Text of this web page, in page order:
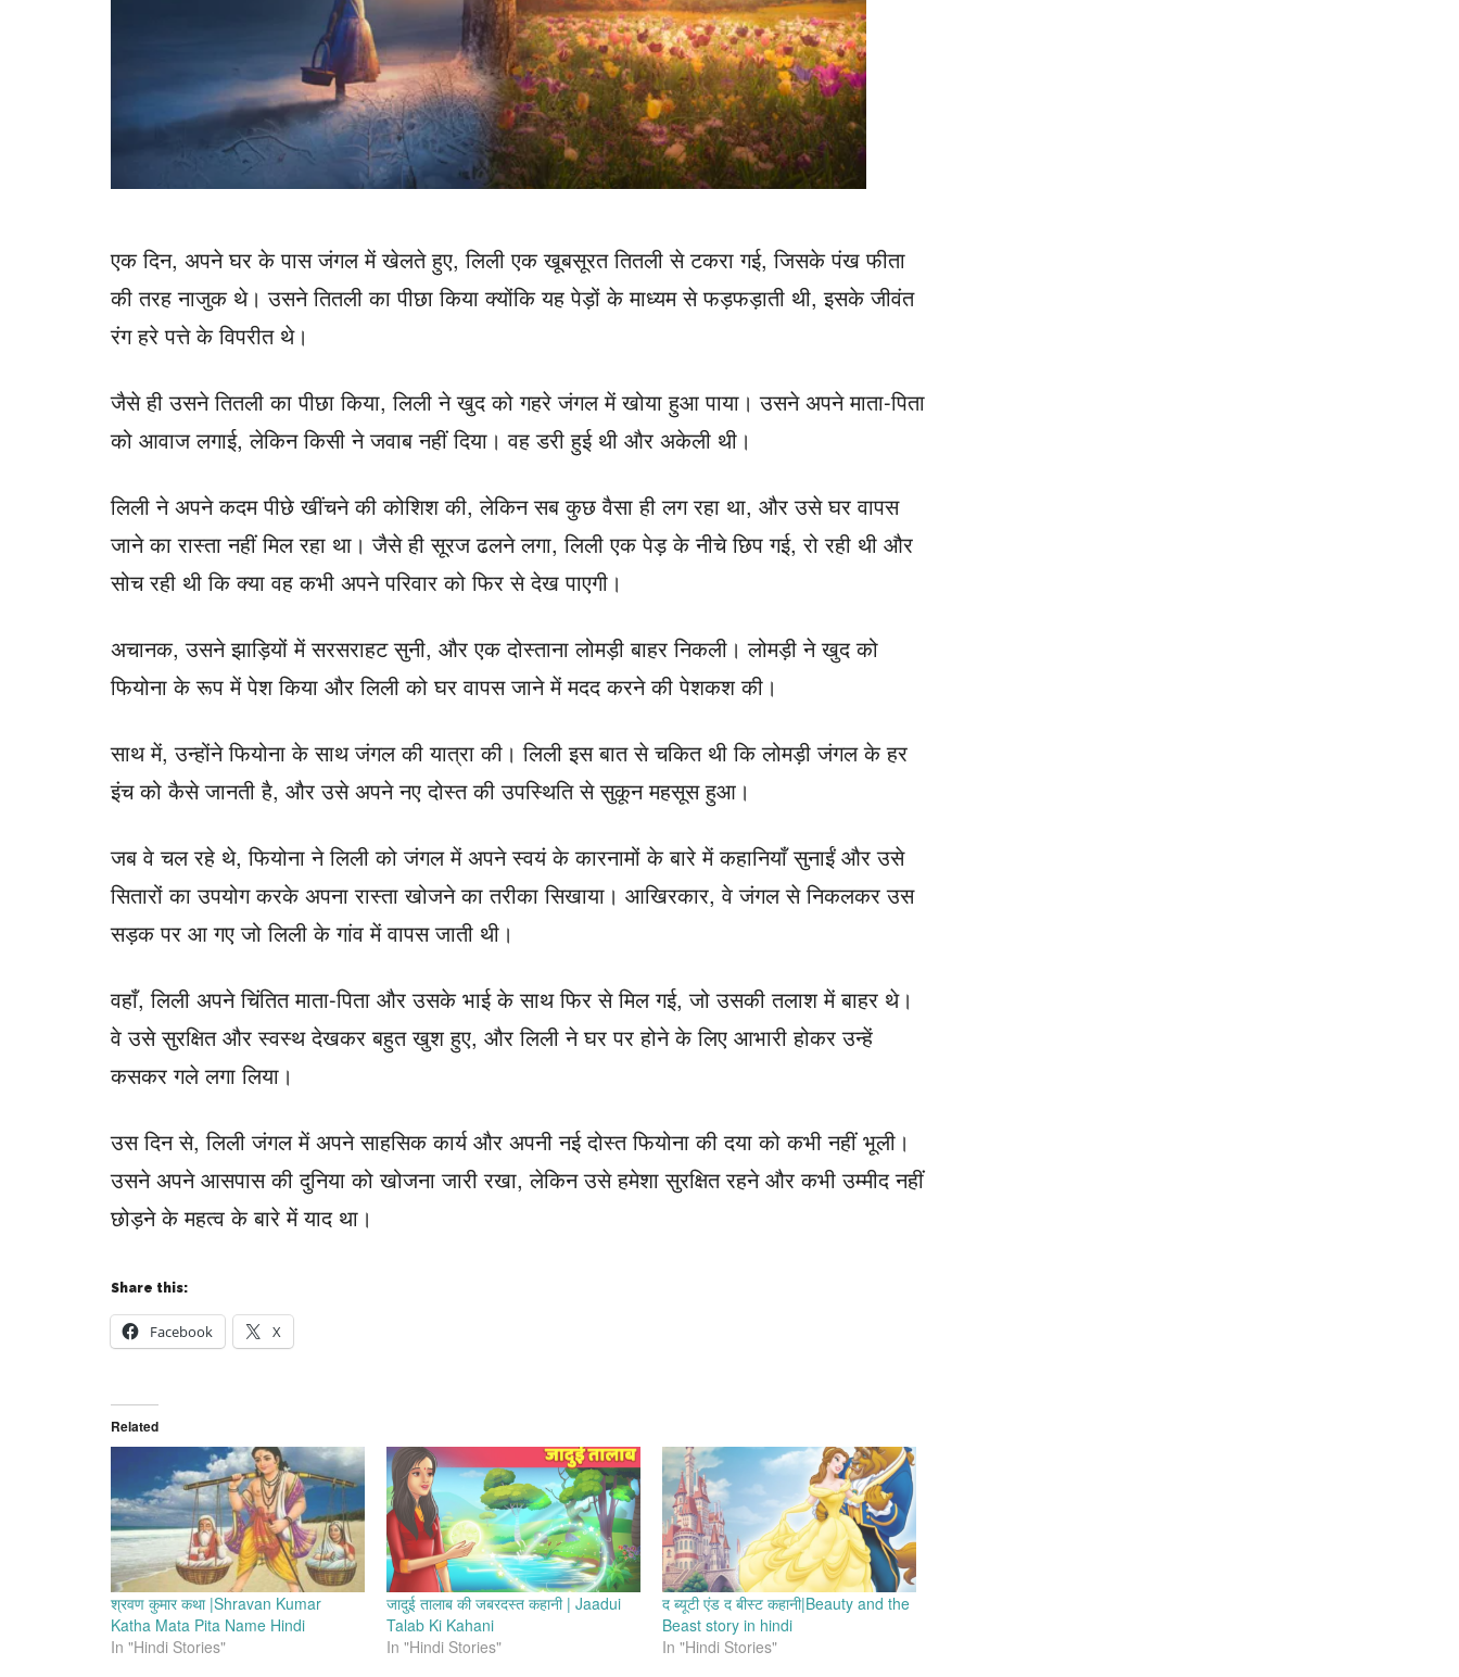
एक दिन, अपने घर के पास जंगल में खेलते हुए, लिली एक खूबसूरत तितली से टकरा गई, जिसके पंख फीता
की तरह नाजुक थे। उसने तितली का पीछा किया क्योंकि यह पेड़ों के माध्यम से फड़फड़ाती थी, इसके जीवंत
रंग हरे पत्ते के विपरीत थे।
जैसे ही उसने तितली का पीछा किया, लिली ने खुद को गहरे जंगल में खोया हुआ पाया। उसने अपने माता-पिता
को आवाज लगाई, लेकिन किसी ने जवाब नहीं दिया। वह डरी हुई थी और अकेली थी।
लिली ने अपने कदम पीछे खींचने की कोशिश की, लेकिन सब कुछ वैसा ही लग रहा था, और उसे घर वापस
जाने का रास्ता नहीं मिल रहा था। जैसे ही सूरज ढलने लगा, लिली एक पेड़ के नीचे छिप गई, रो रही थी और
सोच रही थी कि क्या वह कभी अपने परिवार को फिर से देख पाएगी।
अचानक, उसने झाड़ियों में सरसराहट सुनी, और एक दोस्ताना लोमड़ी बाहर निकली। लोमड़ी ने खुद को
फियोना के रूप में पेश किया और लिली को घर वापस जाने में मदद करने की पेशकश की।
साथ में, उन्होंने फियोना के साथ जंगल की यात्रा की। लिली इस बात से चकित थी कि लोमड़ी जंगल के हर
इंच को कैसे जानती है, और उसे अपने नए दोस्त की उपस्थिति से सुकून महसूस हुआ।
जब वे चल रहे थे, फियोना ने लिली को जंगल में अपने स्वयं के कारनामों के बारे में कहानियाँ सुनाईं और उसे
सितारों का उपयोग करके अपना रास्ता खोजने का तरीका सिखाया। आखिरकार, वे जंगल से निकलकर उस
सड़क पर आ गए जो लिली के गांव में वापस जाती थी।
वहाँ, लिली अपने चिंतित माता-पिता और उसके भाई के साथ फिर से मिल गई, जो उसकी तलाश में बाहर थे।
वे उसे सुरक्षित और स्वस्थ देखकर बहुत खुश हुए, और लिली ने घर पर होने के लिए आभारी होकर उन्हें
कसकर गले लगा लिया।
उस दिन से, लिली जंगल में अपने साहसिक कार्य और अपनी नई दोस्त फियोना की दया को कभी नहीं भूली।
उसने अपने आसपास की दुनिया को खोजना जारी रखा, लेकिन उसे हमेशा सुरक्षित रहने और कभी उम्मीद नहीं
छोड़ने के महत्व के बारे में याद था।
Share this:
Facebook X
Related
श्रवण कुमार कथा |Shravan Kumar
Katha Mata Pita Name Hindi
In "Hindi Stories"
जादुई तालाब की जबरदस्त कहानी | Jaadui
Talab Ki Kahani
In "Hindi Stories"
द ब्यूटी एंड द बीस्ट कहानी|Beauty and the
Beast story in hindi
In "Hindi Stories"